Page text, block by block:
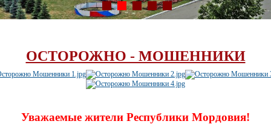
ОСТОРОЖНО - МОШЕННИКИ
Уважаемые жители Республики Мордовия!